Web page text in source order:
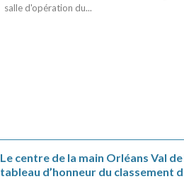
salle d'opération du...
Le centre de la main Orléans Val
tableau d’honneur du classement